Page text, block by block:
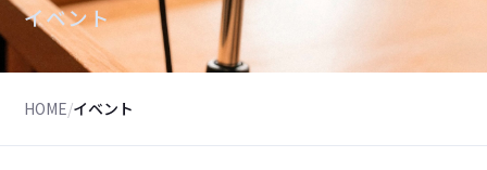
イベント
HOME/イベント